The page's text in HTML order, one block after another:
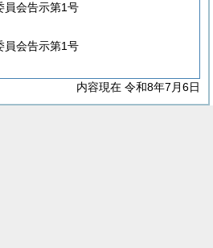
員会告示第1号
員会告示第1号
内容現在 令和8年7月6日